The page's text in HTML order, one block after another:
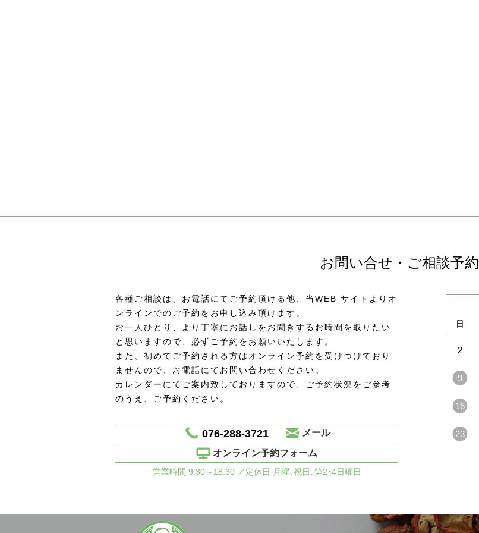
お問い合せ・ご相談予約
各種ご相談は、お電話にてご予約頂ける他、当WEB サイトよりオ
ンラインでのご予約をお申し込み頂けます。
お一人ひとり、より丁寧にお話しをお聞きするお時間を取りたい
と思いますので、必ずご予約をお願いいたします。
また、初めてご予約される方はオンライン予約を受けつけており
ませんので、お電話にてお問い合わせください。
カレンダーにてご案内致しておりますので、ご予約状況をご参考
のうえ、ご予約ください。
076-288-3721
メール
オンライン予約フォーム
営業時間 9:30～18:30 ／定休日 月曜､祝日､第2･4日曜日
日
2
9
16
23